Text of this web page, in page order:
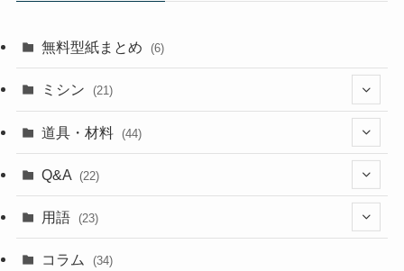
無料型紙まとめ (6)
ミシン (21)
(11)
道具・材料 (44)
(18)
(4)
Q&A (22)
(5)
用語 (23)
(1)
コラム (34)